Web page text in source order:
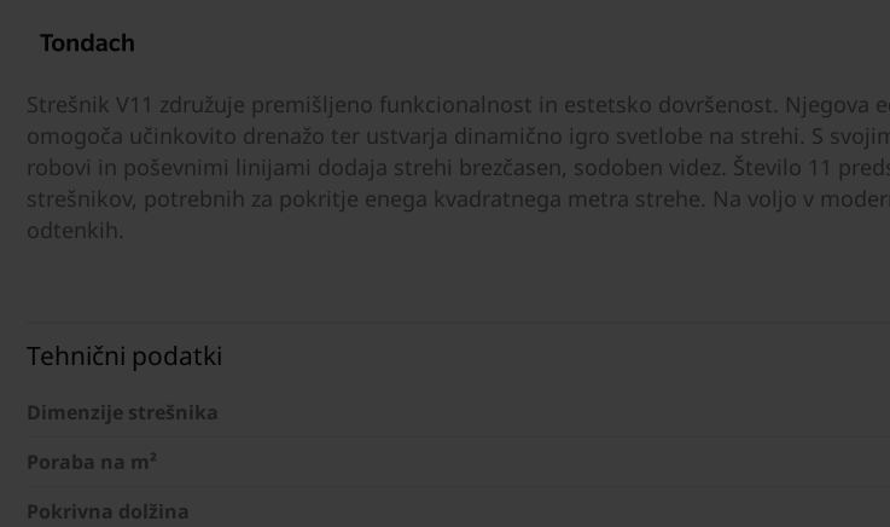
Strešnik V11 združuje premišljeno funkcionalnost in estetsko dovršenost. Njegova
omogoča učinkovito drenažo ter ustvarja dinamično igro svetlobe na strehi. S
robovi in poševnimi linijami dodaja strehi brezčasen, sodoben videz. Število 11
strešnikov, potrebnih za pokritje enega kvadratnega metra strehe. Na voljo v
odtenkih.
Tehnični podatki
Dimenzije strešnika
Poraba na m²
Pokrivna dolžina